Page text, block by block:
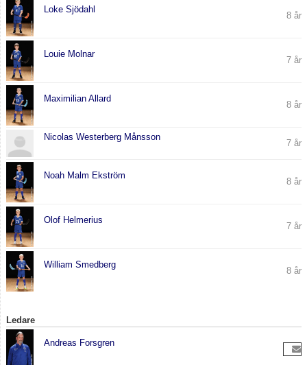
Loke Sjödahl
8 år
Louie Molnar
7 år
Maximilian Allard
8 år
Nicolas Westerberg Månsson
7 år
Noah Malm Ekström
8 år
Olof Helmerius
7 år
William Smedberg
8 år
Ledare
Andreas Forsgren